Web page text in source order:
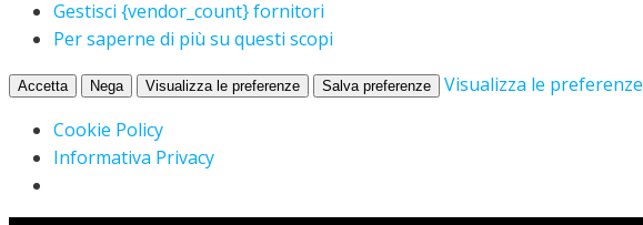
Gestisci {vendor_count} fornitori
Per saperne di più su questi scopi
Accetta Nega Visualizza le preferenze Salva preferenze
Visualizza le preferenze
Cookie Policy
Informativa Privacy